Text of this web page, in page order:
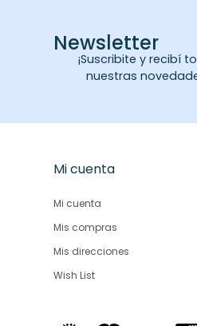
Newsletter
¡Suscribite y recibí
nuestras
Mi cuenta
Mi cuenta
Mis compras
Mis direcciones
Wish List